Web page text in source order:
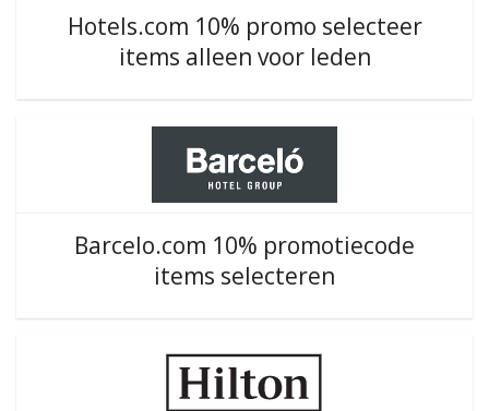
Hotels.com 10% promo selecteer
items alleen voor leden
Barcelo.com 10% promotiecode
items selecteren